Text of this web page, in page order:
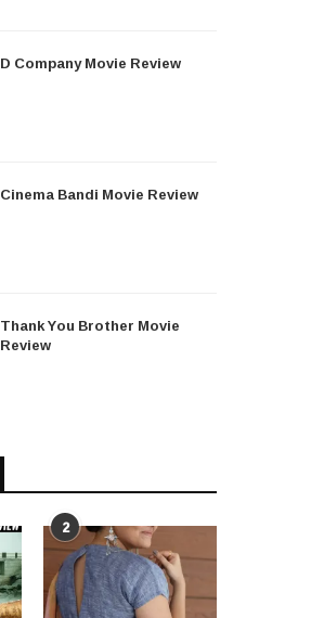
D Company Movie Review
Cinema Bandi Movie Review
Thank You Brother Movie
Review
2